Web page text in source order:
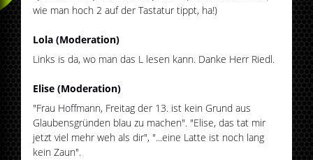
wie man hoch 2 auf der Tastatur tippt, ha!)
Lola (Moderation)
Links is da, wo man das L lesen kann. Danke Herr Riedl.
Elise (Moderation)
"Frau Hoffmann, Freitag der 13. ist kein Grund aus
Glaubensgründen blau zu machen". "Elise, das tat mir
jetzt viel mehr weh als dir", "...eine Latte ist noch lang
kein Zaun".